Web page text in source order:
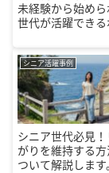
未経験から始め
世代が活躍できる
シニア活躍事例
シニア世代必見
がりを維持する
ついて解説します。